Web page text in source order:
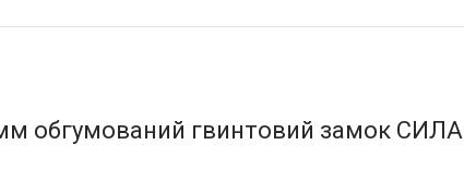
обгумований гвинтовий замок СИЛА